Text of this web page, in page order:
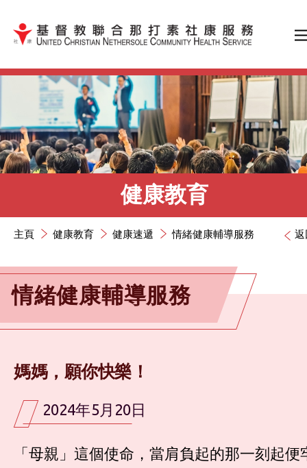
跳到內容（按輸入鍵）
健康教育
返
主頁 健康教育 健康速遞 情緒健康輔導服務
情緒健康輔導服務
媽媽，願你快樂！
2024年5月20日
「母親」這個使命，當肩負起的那一刻起便